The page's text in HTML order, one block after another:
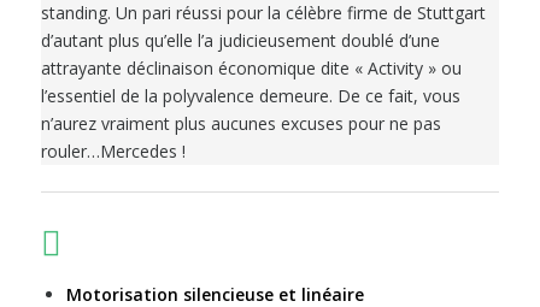
standing. Un pari réussi pour la célèbre firme de Stuttgart
d’autant plus qu’elle l’a judicieusement doublé d’une
attrayante déclinaison économique dite « Activity » ou
l’essentiel de la polyvalence demeure. De ce fait, vous
n’aurez vraiment plus aucunes excuses pour ne pas
rouler…Mercedes !
Motorisation silencieuse et linéaire